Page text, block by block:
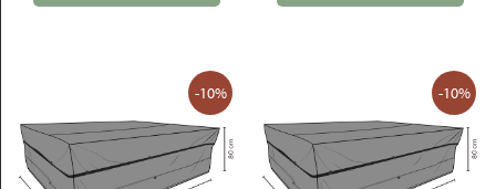
-10% -10%